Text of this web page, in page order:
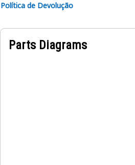
Política de Devolução
Parts Diagrams